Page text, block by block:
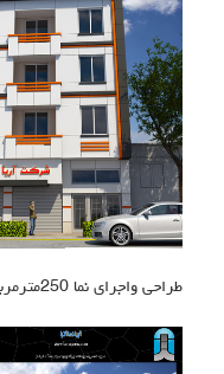
طراحی واجرای نما 250مترمربع – شرکت کارا گستر